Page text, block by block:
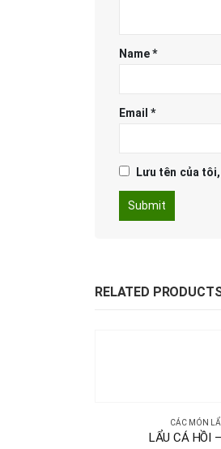
Name*
Email*
Lưu tên của
RELATED
CÁC MÓN
LẨU CÁ HỒI